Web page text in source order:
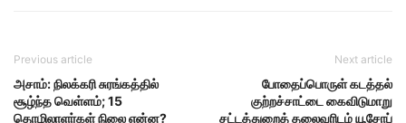
Previous article
அசாம்: நிலக்கரி சுரங்கத்தில்
சூழ்ந்த வெள்ளம்; 15
தொழிலாளர்கள் நிலை என்ன?
Next article
போதைப்பொருள் கடத்தல்
குற்றச்சாட்டை கைவிடுமாறு
சட்டத்துறைத் தலைவரிடம் யூசோப்